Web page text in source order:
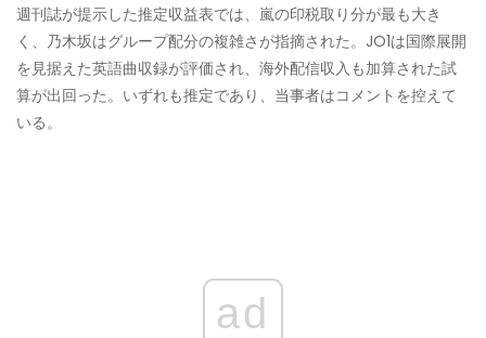
週刊誌が提示した推定収益表では、嵐の印税取り分が最も大き
く、乃木坂はグループ配分の複雑さが指摘された。JO1は国際展開
を見据えた英語曲収録が評価され、海外配信収入も加算された試
算が出回った。いずれも推定であり、当事者はコメントを控えて
いる。
ad